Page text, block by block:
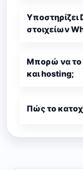
Υποστηρίζει
στοιχείων
Μπορώ να το
και hosting;
Πώς το